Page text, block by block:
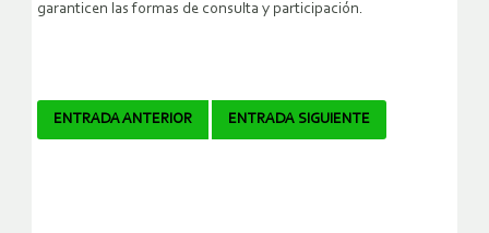
garanticen las formas de consulta y participación.
Navegador
ENTRADA ANTERIOR ENTRADA SIGUIENTE